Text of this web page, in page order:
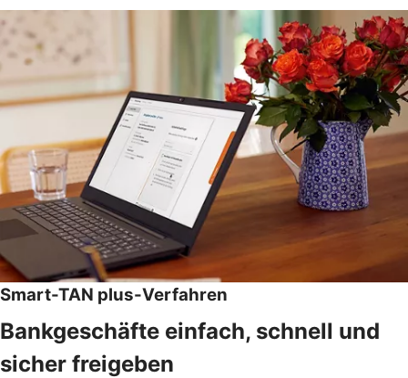
Smart-TAN plus-Verfahren
Bankgeschäfte einfach, schnell und
sicher freigeben